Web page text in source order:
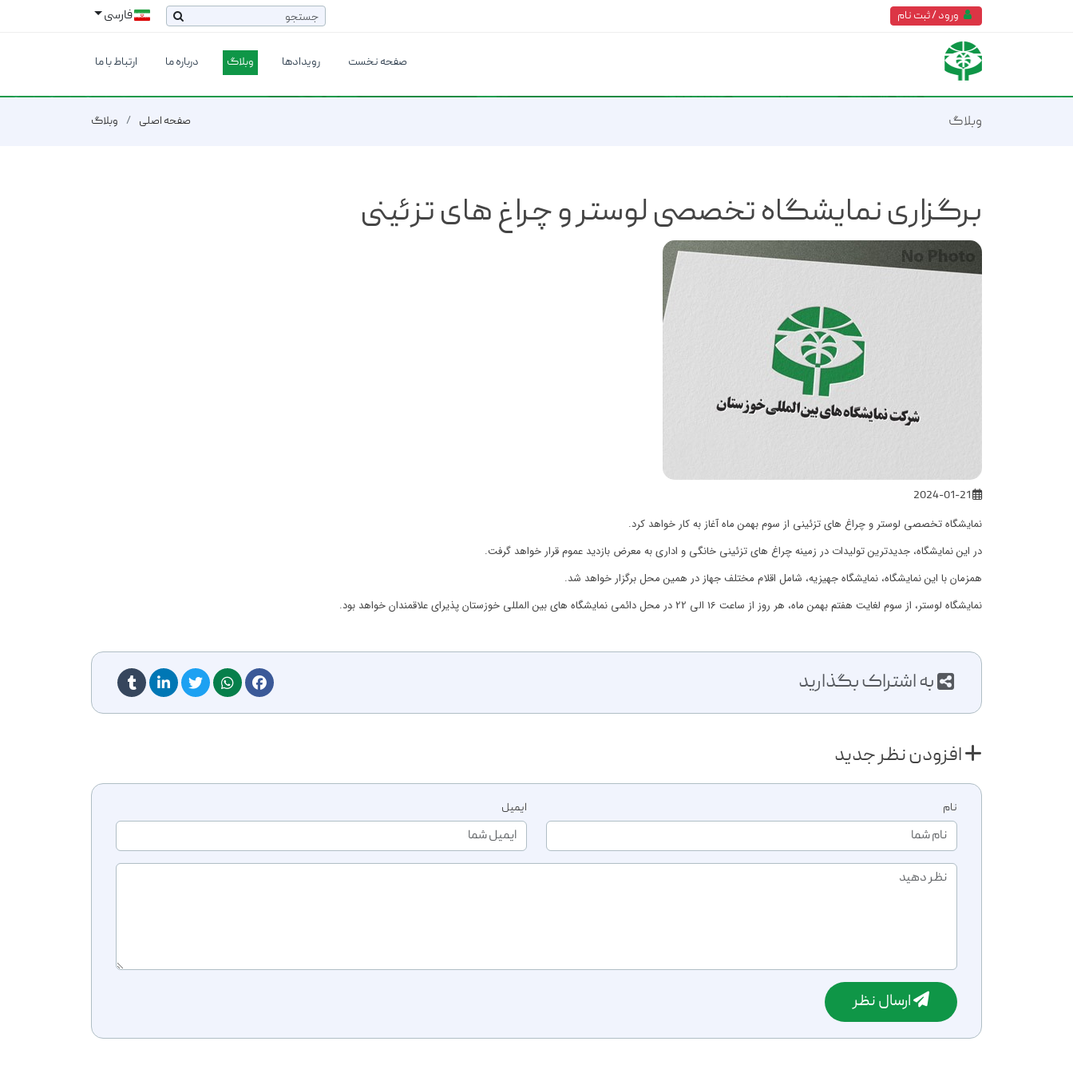
ورود / ثبت نام فارسی
صفحه نخست رویدادها وبلاگ درباره ما ارتباط با ما
وبلاگ صفحه اصلی وبلاگ
برگزاری نمایشگاه تخصصی لوستر و چراغ های تزئینی
نمایشگاه تخصصی لوستر و چراغ های تزئینی از سوم بهمن ماه آغاز به کار خواهد کرد.
در این نمایشگاه، جدیدترین تولیدات در زمینه چراغ های تزئینی خانگی و اداری به معرض بازدید عموم قرار خواهد گرفت.
همزمان با این نمایشگاه، نمایشگاه جهیزیه، شامل اقلام مختلف جهاز در همین محل برگزار خواهد شد.
نمایشگاه لوستر، از سوم لغایت هفتم بهمن ماه، هر روز از ساعت 16 الی 22 در محل دائمی نمایشگاه های بین المللی خوزستان پذیرای علاقمندان خواهد بود.
به اشتراک بگذارید
افزودن نظر جدید
نام ایمیل
ارسال نظر